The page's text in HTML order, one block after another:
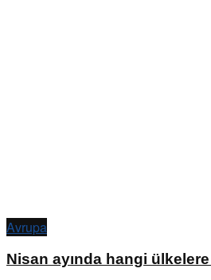
Avrupa
Nisan ayında hangi